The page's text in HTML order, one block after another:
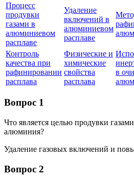
Процесс
продувки
газами в
алюминиевом
расплаве
Удаление
включений в
алюминиевом
расплаве
Контроль
качества при
рафинировании
расплава
Физические и
химические
свойства
расплава
в
Вопрос 1
Что является целью продувки
алюминия?
Удаление газовых включений и
Вопрос 2